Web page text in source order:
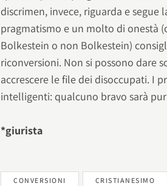
discrimen, invece, riguarda e segue
pragmatismo e un molto di onestà
Bolkestein o non Bolkestein)
riconversioni. Non si possono dare
accrescere le file dei disoccupati. I
intelligenti: qualcuno bravo sarà
*giurista
CONVERSIONI CRISTIANESIMO